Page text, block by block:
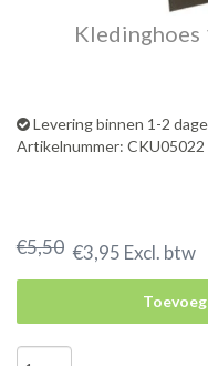
Kledinghoes
Levering binnen 1-2
Artikelnummer: CKU05022
€5,50 €3,95 Excl. btw